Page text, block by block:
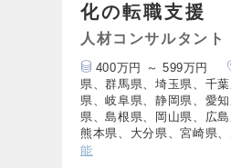
化の転職支援
人材コンサルタン
400万円 ～ 599万円
県、群馬県、埼玉県、千
県、岐阜県、静岡県、愛
県、島根県、岡山県、広
熊本県、大分県、宮崎県
能